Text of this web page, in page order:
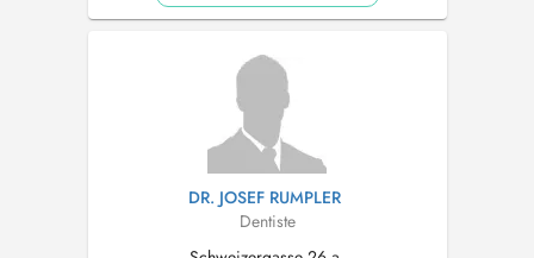
DR. JOSEF RUMPLER
Dentiste